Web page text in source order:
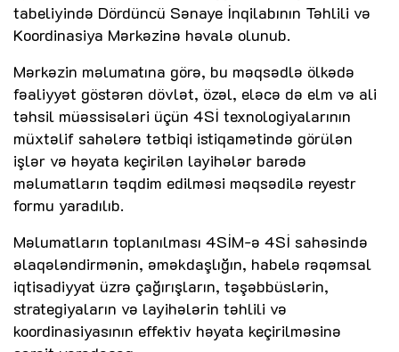
tabeliyində Dördüncü Sənaye İnqilabının Təhlili və
Koordinasiya Mərkəzinə həvalə olunub.
Mərkəzin məlumatına görə, bu məqsədlə ölkədə
fəaliyyət göstərən dövlət, özəl, eləcə də elm və ali
təhsil müəssisələri üçün 4Sİ texnologiyalarının
müxtəlif sahələrə tətbiqi istiqamətində görülən
işlər və həyata keçirilən layihələr barədə
məlumatların təqdim edilməsi məqsədilə reyestr
formu yaradılıb.
Məlumatların toplanılması 4SİM-ə 4Sİ sahəsində
əlaqələndirmənin, əməkdaşlığın, habelə rəqəmsal
iqtisadiyyat üzrə çağırışların, təşəbbüslərin,
strategiyaların və layihələrin təhlili və
koordinasiyasının effektiv həyata keçirilməsinə